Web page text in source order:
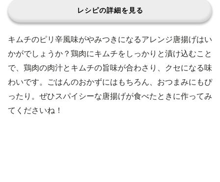
レシピの詳細を見る
キムチのピリ辛風味がやみつきになるアレンジ唐揚げはい
かがでしょうか？鶏肉にキムチをしっかりと漬け込むこと
で、鶏肉の肉汁とキムチの旨味が合わさり、クセになる味
わいです。ごはんのおかずにはもちろん、おつまみにもぴ
ったり。ぜひスパイシーな唐揚げが食べたときに作ってみ
てくださいね！